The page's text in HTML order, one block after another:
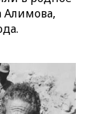
Алимова,